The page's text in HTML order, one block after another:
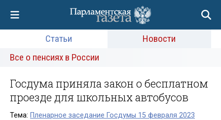
Статьи
Новости
Все о пенсиях в России
Госдума приняла закон о бесплатном
проезде для школьных автобусов
Тема: Пленарное заседание Госдумы 15 февраля 2023